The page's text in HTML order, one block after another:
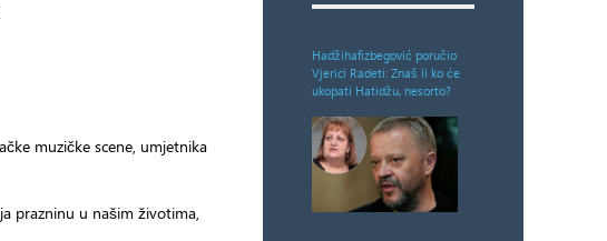
muzičke scene, umjetnika
prazninu u našim životima,
Hadžihafizbegović poručio
Vjerici Radeti: Znaš li ko će
ukopati Hatidžu, nesorto?